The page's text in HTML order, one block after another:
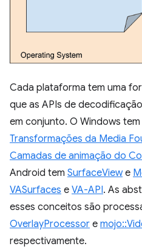
Cada plataforma tem uma
que as APIs de
em conjunto. O Windows tem
Transformações da Media
Camadas de animação do
Android tem SurfaceViewe
VASurfaces e VA-API. As
esses conceitos são
OverlayProcessor e
respectivamente.